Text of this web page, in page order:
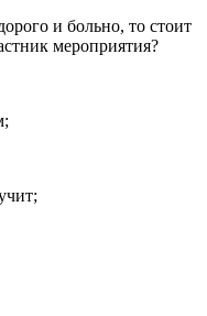
и больно, то стоит
мероприятия?